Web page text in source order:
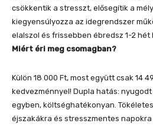
csökkentik a stresszt, elősegítik a
kiegyensúlyozza az idegrendszer
elalszol és frissebben ébredsz 1-2 hét
Miért éri meg csomagban?
Külön 18 000 Ft, most együtt csak 14
kedvezménnyel! Dupla hatás:
egyben, költséghatékonyan.
éjszakákra és stresszmentes napokra